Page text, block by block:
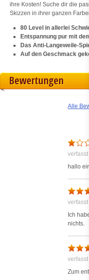
ihre Kosten! Suche dir die
Skizzen in ihrer ganzen
80 Level in allerlei
Entspannung pur mit
Das Anti-Langeweile-
Auf den Geschmack
Bewertungen
Alle
hallo
Ich
nichts.
verfasst
Zum